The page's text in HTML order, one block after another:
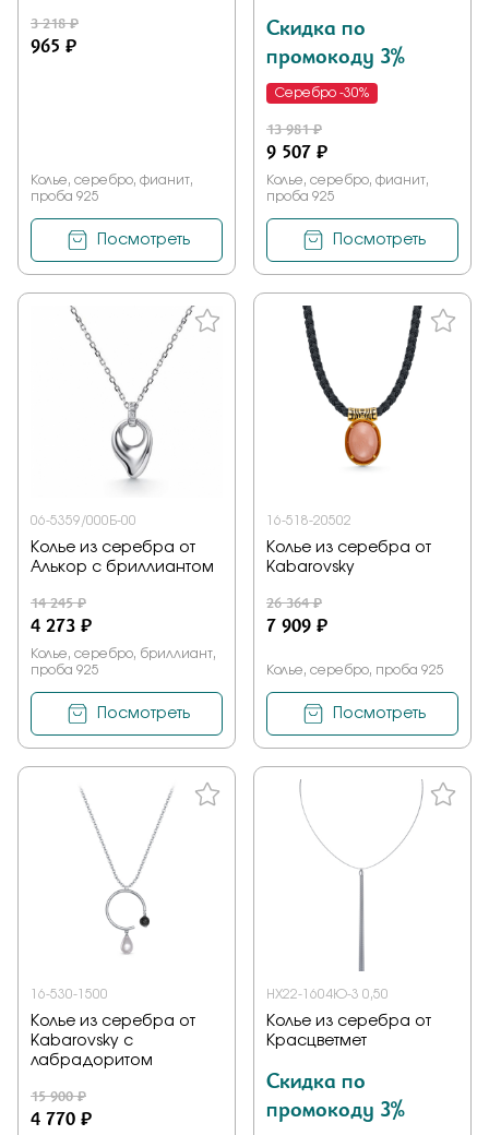
3 218 ₽
965 ₽
Колье, серебро, фианит,
проба 925
Посмотреть
Скидка по
промокоду 3%
Серебро -30%
13 981 ₽
9 507 ₽
Колье, серебро, фианит,
проба 925
Посмотреть
06-5359/000Б-00
Колье из серебра от
Алькор с бриллиантом
14 245 ₽
4 273 ₽
Колье, серебро, бриллиант,
проба 925
Посмотреть
16-518-20502
Колье из серебра от
Kabarovsky
26 364 ₽
7 909 ₽
Колье, серебро, проба 925
Посмотреть
16-530-1500
Колье из серебра от
Kabarovsky с
лабрадоритом
15 900 ₽
4 770 ₽
НХ22-1604Ю-3 0,50
Колье из серебра от
Красцветмет
Скидка по
промокоду 3%